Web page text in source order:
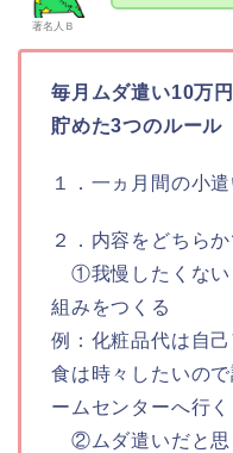
著名人Ｂ
毎月ムダ遣い10万
貯めた3つのルール
１．一ヵ月間の小
２．内容をどちら
①我慢したくな
組みをつくる
例：化粧品代は自
食は時々したいの
ームセンターへ行
②ムダ遣いだと